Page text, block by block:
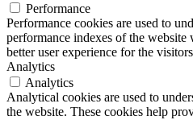
Performance
Performance cookies are used to
performance indexes of the
better user experience for the
Analytics
Analytics
Analytical cookies are used to
the website. These cookies help